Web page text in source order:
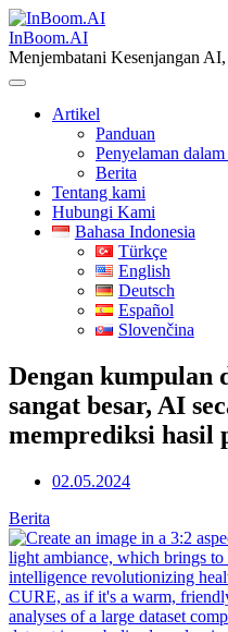
Skip
to
content
InBoom.AI
Menjembatani Kesenjangan
Artikel
Panduan
Penyelaman
Berita
Tentang kami
Hubungi Kami
Bahasa Indonesia
Türkçe
English
Deutsch
Español
Slovenčina
Dengan kumpulan
sangat besar, AI
memprediksi hasil
02.05.2024
Berita